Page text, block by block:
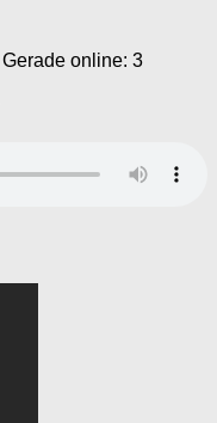
Gerade online: 3